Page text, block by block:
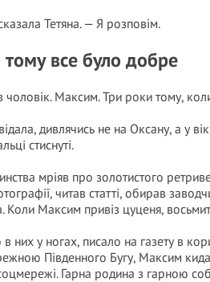
Тетяна. — Я розповім.
все було добре
чоловік. Максим. Три роки тому,
дивлячись не на Оксану, а у
стиснуті.
мріяв про золотистого
читав статті, обирав
Коли Максим привіз цуценя,
них у ногах, писало на газету в
Південного Бугу, Максим
Гарна родина з гарною